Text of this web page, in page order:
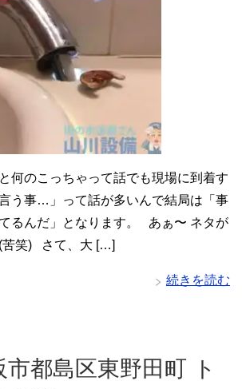
何のこっちゃって話でも現場に到着す
う事…」って話が多いんで結局は「事
るんだ」となります。 あぁ〜 ネタが
苦笑) さて、大 […]
続きを読む
市都島区東野田町 ト